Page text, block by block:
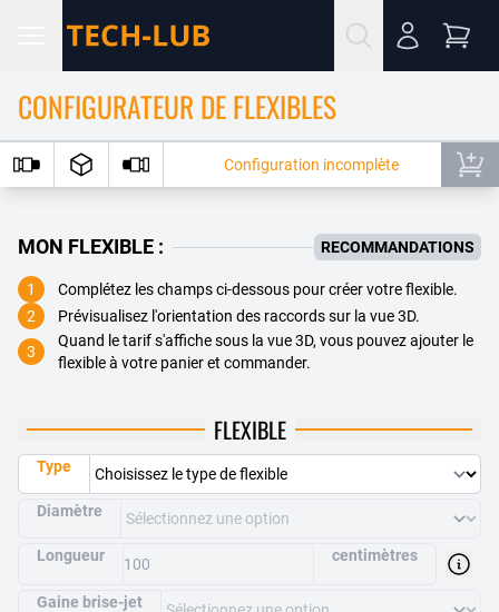
CONFIGURATEUR DE FLEXIBLES
Configuration incomplète
MON FLEXIBLE : RECOMMANDATIONS
1
Complétez les champs ci-dessous pour créer votre flexible.
2
Prévisualisez l'orientation des raccords sur la vue 3D.
3
Quand le tarif s'affiche sous la vue 3D, vous pouvez ajouter le
flexible à votre panier et commander.
FLEXIBLE
Type
Diamètre
Longueur centimètres
Gaine brise-jet